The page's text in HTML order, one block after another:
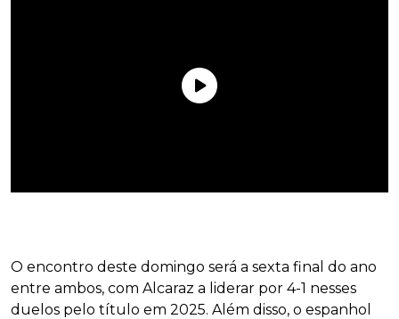
O encontro deste domingo será a sexta final do ano
entre ambos, com Alcaraz a liderar por 4-1 nesses
duelos pelo título em 2025. Além disso, o espanhol